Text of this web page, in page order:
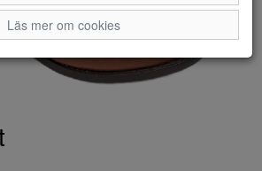
Läs mer om cookies